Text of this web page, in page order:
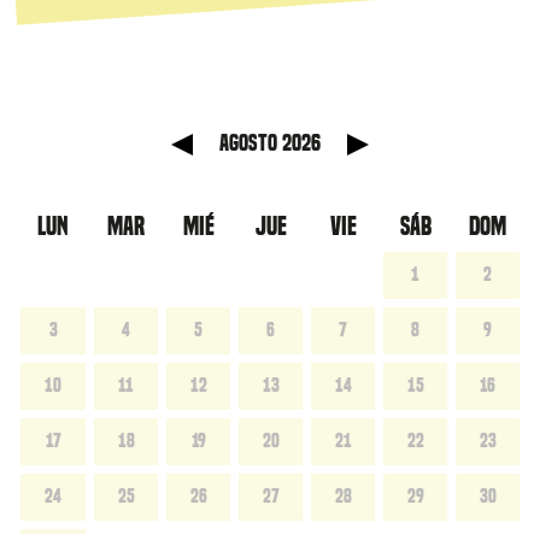
agosto 2026
LUN MAR MIÉ JUE VIE SÁB DOM
1 2
3 4 5 6 7 8 9
10 11 12 13 14 15 16
17 18 19 20 21 22 23
24 25 26 27 28 29 30